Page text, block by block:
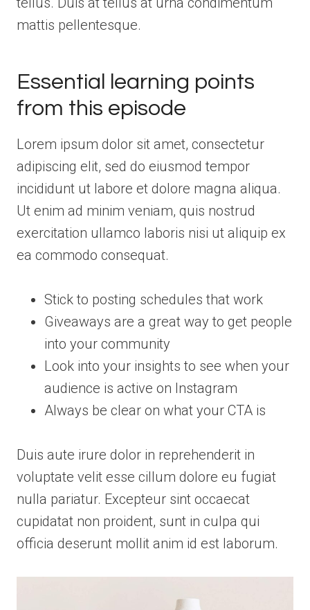
mattis pellentesque.
Essential learning points
from this episode
Lorem ipsum dolor sit amet, consectetur
adipiscing elit, sed do eiusmod tempor
incididunt ut labore et dolore magna aliqua.
Ut enim ad minim veniam, quis nostrud
exercitation ullamco laboris nisi ut aliquip ex
ea commodo consequat.
Stick to posting schedules that work
Giveaways are a great way to get people
into your community
Look into your insights to see when your
audience is active on Instagram
Always be clear on what your CTA is
Duis aute irure dolor in reprehenderit in
voluptate velit esse cillum dolore eu fugiat
nulla pariatur. Excepteur sint occaecat
cupidatat non proident, sunt in culpa qui
officia deserunt mollit anim id est laborum.